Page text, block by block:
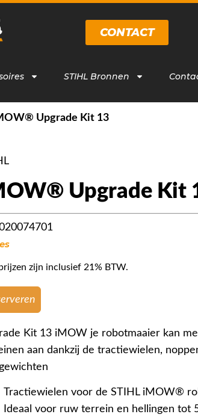
CONTACT
STIHL Bronnen
Upgrade Kit 13
Upgrade Kit
zijn inclusief 21% BTW.
Kit 13 iMOW je robotmaaier kan
aan dankzij de tractiewielen,
Tractiewielen voor de STIHL iMOW®
Ideaal voor ruw terrein en hellingen tot